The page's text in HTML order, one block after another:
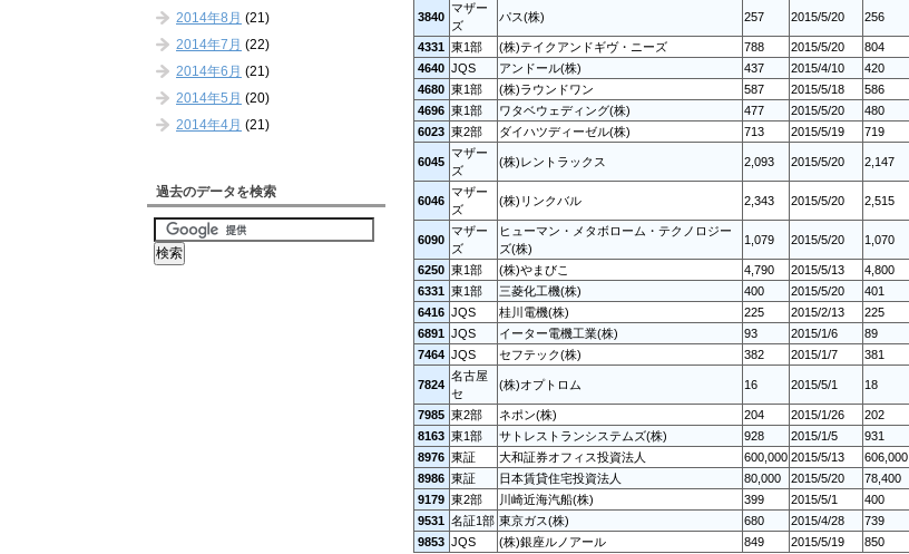
3840
マザー
ズ
パス(株) 257 2015/5/20 256
4331 東1部 (株)テイクアンドギヴ・ニーズ 788 2015/5/20 804
4640 JQS アンドール(株) 437 2015/4/10 420
4680 東1部 (株)ラウンドワン 587 2015/5/18 586
4696 東1部 ワタベウェディング(株) 477 2015/5/20 480
6023 東2部 ダイハツディーゼル(株) 713 2015/5/19 719
6045
マザー
ズ
(株)レントラックス 2,093 2015/5/20 2,147
6046
マザー
ズ
(株)リンクバル 2,343 2015/5/20 2,515
6090
マザー
ズ
ヒューマン・メタボローム・テクノロジー
ズ(株)
1,079 2015/5/20 1,070
6250 東1部 (株)やまびこ 4,790 2015/5/13 4,800
6331 東1部 三菱化工機(株) 400 2015/5/20 401
6416 JQS 桂川電機(株) 225 2015/2/13 225
6891 JQS イーター電機工業(株) 93 2015/1/6 89
7464 JQS セフテック(株) 382 2015/1/7 381
7824
名古屋
セ
(株)オプトロム 16 2015/5/1 18
7985 東2部 ネポン(株) 204 2015/1/26 202
8163 東1部 サトレストランシステムズ(株) 928 2015/1/5 931
8976 東証 大和証券オフィス投資法人 600,000 2015/5/13 606,000
8986 東証 日本賃貸住宅投資法人 80,000 2015/5/20 78,400
9179 東2部 川崎近海汽船(株) 399 2015/5/1 400
9531 名証1部 東京ガス(株) 680 2015/4/28 739
9853 JQS (株)銀座ルノアール 849 2015/5/19 850
2014年8月 (21)
2014年7月 (22)
2014年6月 (21)
2014年5月 (20)
2014年4月 (21)
過去のデータを検索